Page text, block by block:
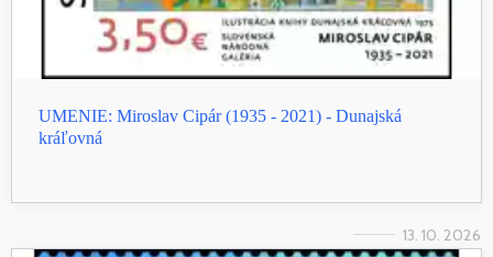
UMENIE: Miroslav Cipár (1935 - 2021) - Dunajská
kráľovná
13. 10. 2026